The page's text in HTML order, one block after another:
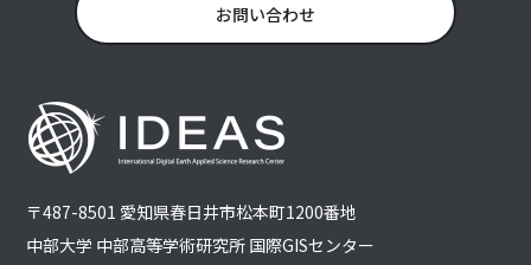
お問い合わせ
〒487-8501 愛知県春日井市松本町1200番地
中部大学 中部高等学術研究所 国際GISセンター